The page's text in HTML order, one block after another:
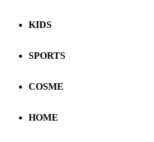
KIDS
SPORTS
COSME
HOME